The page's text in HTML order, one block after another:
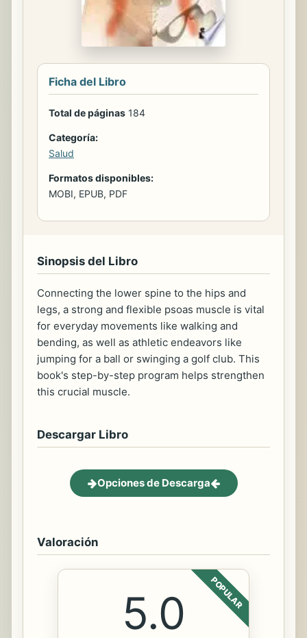
Ficha del Libro
Total de páginas 184
Categoría:
Salud
Formatos disponibles:
MOBI, EPUB, PDF
Sinopsis del Libro
Connecting the lower spine to the hips and
legs, a strong and flexible psoas muscle is vital
for everyday movements like walking and
bending, as well as athletic endeavors like
jumping for a ball or swinging a golf club. This
book's step-by-step program helps strengthen
this crucial muscle.
Descargar Libro
Opciones de Descarga
Valoración
POPULAR
5.0